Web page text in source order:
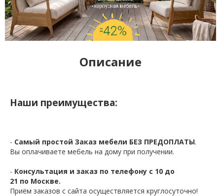
Описание
Наши преимущества:
- Самый простой Заказ мебели БЕЗ ПРЕДОПЛАТЫ.
Вы оплачиваете мебель на дому при получении.
- Консультация и заказ по телефону с 10 до
21 по Москве.
Приём заказов с сайта осуществляется круглосуточно!